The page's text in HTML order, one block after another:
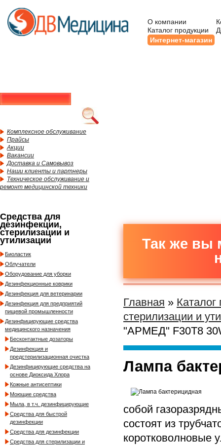
О компании
Каталог продукции
Интернет-магазин
Комплексное обслуживание
Прайсы
Акции
Вакансии
Доставка и Самовывоз
Наши клиенты и партнеры
Техническое обслуживание и
ремонт медицинской техники
Средства для
дезинфекции,
стерилизации и
утилизации
Биоластик
Облучатели
Оборудование для уборки
Дезинфекционные коврики
Дезинфекция для ветеринарии
Дезинфекция для предприятий
пищевой промышленности
Дезинфицирующие средства
медицинского назначения
Бесконтактные дозаторы
Дезинфекция и
предстерилизационная очистка
Дезинфицирующие средства на
основе Диоксида Хлора
Кожные антисептики
Моющие средства
Мыла, в т.ч. дезинфицирующие
Средства для быстрой
дезинфекции
Средства для дезинфекции
Средства для стерилизации и
Так же вы
Главная » Каталог
стерилизации и
"АРМЕД" F30T8
Лампа
собой
состоят из
коротковолновые